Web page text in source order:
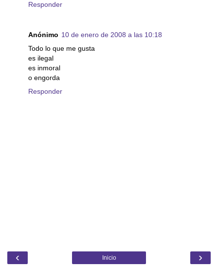
Responder
Anónimo 10 de enero de 2008 a las 10:18
Todo lo que me gusta
es ilegal
es inmoral
o engorda
Responder
‹ ›
Inicio